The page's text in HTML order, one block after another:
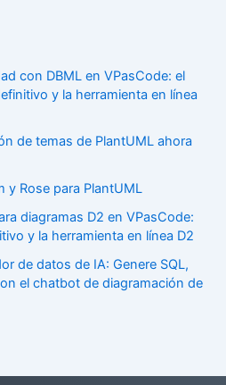
con DBML en VPasCode: el
y la herramienta en línea
de temas de PlantUML ahora
y Rose para PlantUML
diagramas D2 en VPasCode:
y la herramienta en línea D2
de datos de IA: Genere SQL,
el chatbot de diagramación de